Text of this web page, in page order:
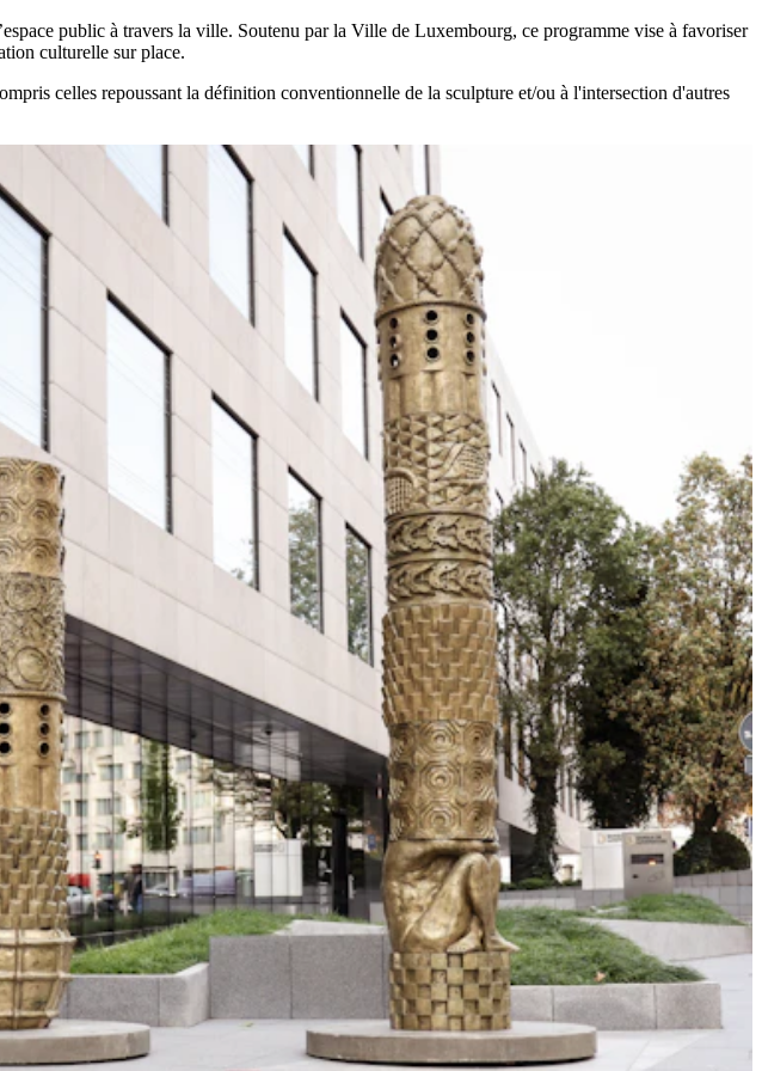
public à travers la ville. Soutenu par la Ville de Luxembourg, ce programme vise à favoriser
culturelle sur place.
celles repoussant la définition conventionnelle de la sculpture et/ou à l'intersection d'autres